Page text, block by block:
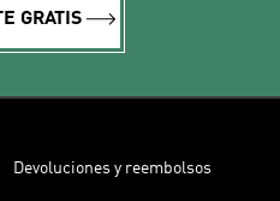
GRATIS
Devoluciones y reembolsos